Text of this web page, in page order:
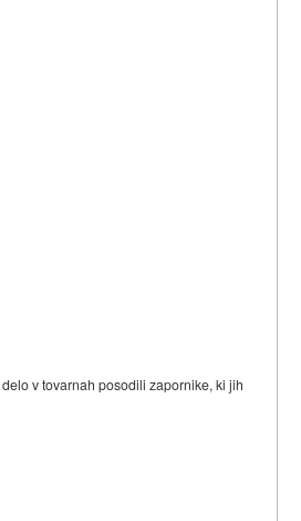
v tovarnah posodili zapornike, ki jih